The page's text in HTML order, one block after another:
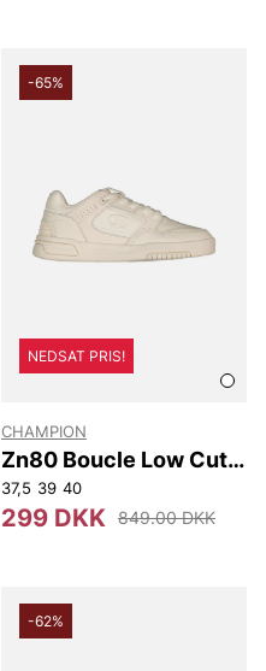
-65%
NEDSAT PRIS!
CHAMPION
Zn80 Boucle Low Cut
Shoe
37,5 39 40
299 DKK 849.00 DKK
-62%